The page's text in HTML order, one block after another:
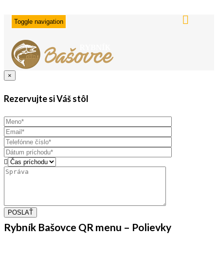
Toggle navigation
×
Rezervujte si Váš stôl
Rybník Bašovce QR menu – Polievky